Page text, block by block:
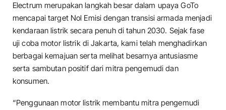
Electrum merupakan langkah besar dalam upaya GoTo
mencapai target Nol Emisi dengan transisi armada menjadi
kendaraan listrik secara penuh di tahun 2030. Sejak fase
uji coba motor listrik di Jakarta, kami telah menghadirkan
berbagai kemajuan serta melihat besarnya antusiasme
serta sambutan positif dari mitra pengemudi dan
konsumen.
“Penggunaan motor listrik membantu mitra pengemudi